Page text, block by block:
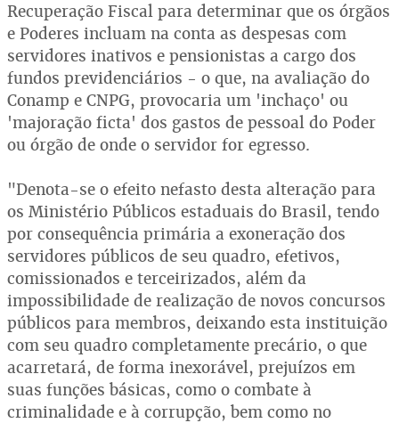
Recuperação Fiscal para determinar que os órgãos
e Poderes incluam na conta as despesas com
servidores inativos e pensionistas a cargo dos
fundos previdenciários - o que, na avaliação do
Conamp e CNPG, provocaria um 'inchaço' ou
'majoração ficta' dos gastos de pessoal do Poder
ou órgão de onde o servidor for egresso.
"Denota-se o efeito nefasto desta alteração para
os Ministério Públicos estaduais do Brasil, tendo
por consequência primária a exoneração dos
servidores públicos de seu quadro, efetivos,
comissionados e terceirizados, além da
impossibilidade de realização de novos concursos
públicos para membros, deixando esta instituição
com seu quadro completamente precário, o que
acarretará, de forma inexorável, prejuízos em
suas funções básicas, como o combate à
criminalidade e à corrupção, bem como no